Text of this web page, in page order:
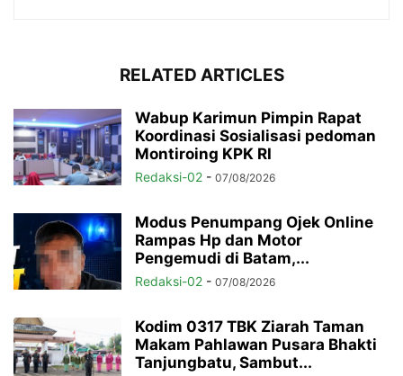
RELATED ARTICLES
Wabup Karimun Pimpin Rapat
Koordinasi Sosialisasi pedoman
Montiroing KPK RI
Redaksi-02 - 07/08/2026
Modus Penumpang Ojek Online
Rampas Hp dan Motor
Pengemudi di Batam,...
Redaksi-02 - 07/08/2026
Kodim 0317 TBK Ziarah Taman
Makam Pahlawan Pusara Bhakti
Tanjungbatu, Sambut...